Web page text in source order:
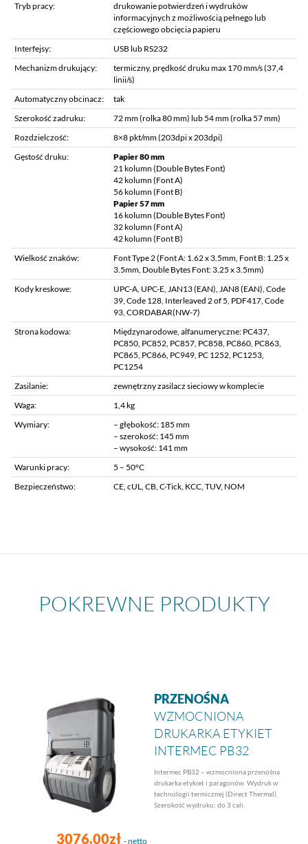
Tryb pracy:
drukowanie potwierdzeń i wydruków
informacyjnych z możliwością pełnego lub
częściowego obcięcia papieru
Interfejsy:
USB lub RS232
Mechanizm drukujący:
termiczny, prędkość druku max 170 mm/s (37,4
linii/s)
Automatyczny obcinacz:
tak
Szerokość zadruku:
72 mm (rolka 80 mm) lub 54 mm (rolka 57 mm)
Rozdzielczość:
8×8 pkt/mm (203dpi x 203dpi)
Gęstość druku:
Papier 80 mm
21 kolumn (Double Bytes Font)
42 kolumn (Font A)
56 kolumn (Font B)
Papier 57 mm
16 kolumn (Double Bytes Font)
32 kolumn (Font A)
42 kolumn (Font B)
Wielkość znaków:
Font Type 2 (Font A: 1.62 x 3.5mm, Font B: 1.25 x
3.5mm, Double Bytes Font: 3.25 x 3.5mm)
Kody kreskowe:
UPC-A, UPC-E, JAN13 (EAN), JAN8 (EAN), Code
39, Code 128, Interleaved 2 of 5, PDF417, Code
93, CORDABAR(NW-7)
Strona kodowa:
Międzynarodowe, alfanumeryczne: PC437,
PC850, PC852, PC857, PC858, PC860, PC863,
PC865, PC866, PC949, PC 1252, PC1253,
PC1254
Zasilanie:
zewnętrzny zasilacz sieciowy w komplecie
Waga:
1,4 kg
Wymiary:
– głębokość: 185 mm
– szerokość: 145 mm
– wysokość: 141 mm
Warunki pracy:
5 – 50°C
Bezpieczeństwo:
CE, cUL, CB, C-Tick, KCC, TUV, NOM
POKREWNE PRODUKTY
3076.00zł - netto
PRZENOŚNA
WZMOCNIONA
DRUKARKA ETYKIET
INTERMEC PB32
Intermec PB32 – wzmocniona przenośna
drukarka etykiet i paragonów. Wydruk w
technologii termicznej (Direct Thermal).
Szerokość wydruku: do 3 cali.